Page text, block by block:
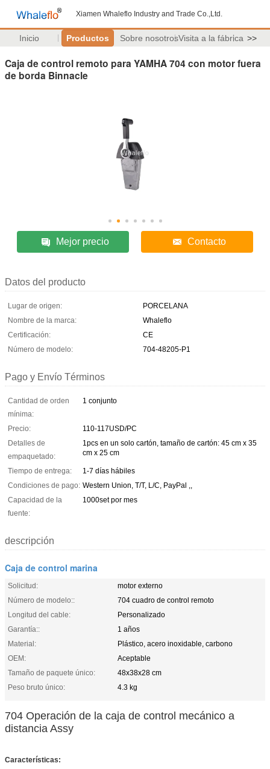
Xiamen Whaleflo Industry and Trade Co.,Ltd.
Inicio Productos Sobre nosotrosVisita a la fábrica >>
Caja de control remoto para YAMHA 704 con motor fuera
de borda Binnacle
Mejor precio Contacto
Datos del producto
Lugar de origen:
PORCELANA
Nombre de la marca:
Whaleflo
Certificación:
CE
Número de modelo:
704-48205-P1
Pago y Envío Términos
Cantidad de orden
mínima:
1 conjunto
Precio:
110-117USD/PC
Detalles de
empaquetado:
1pcs en un solo cartón, tamaño de cartón: 45 cm x 35
cm x 25 cm
Tiempo de entrega:
1-7 días hábiles
Condiciones de pago: Western Union, T/T, L/C, PayPal ,,
Capacidad de la
fuente:
1000set por mes
descripción
Caja de control marina
Solicitud:
motor externo
Número de modelo::
704 cuadro de control remoto
Longitud del cable:
Personalizado
Garantía::
1 años
Material:
Plástico, acero inoxidable, carbono
OEM:
Aceptable
Tamaño de paquete único:
48x38x28 cm
Peso bruto único:
4.3 kg
704 Operación de la caja de control mecánico a
distancia Assy
Características: